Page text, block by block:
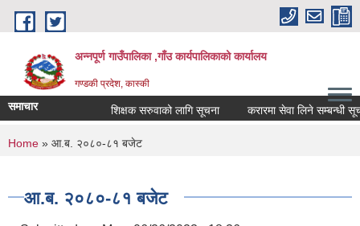
Skip to main content
अन्नपूर्ण गाउँपालिका ,गाँउ कार्यपालिकाको कार्यालय
गण्डकी प्रदेश, कास्की
समाचार शिक्षक सरुवाको लागि सूचना करारमा सेवा लिने सम्बन्धी सूचना
You are here
Home » आ.ब. २०८०-८१ बजेट
आ.ब. २०८०-८१ बजेट